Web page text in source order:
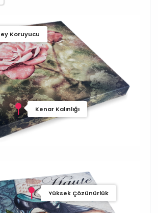
Koruyucu
Kenar Kalınlığı
Yüksek Çözünürlük